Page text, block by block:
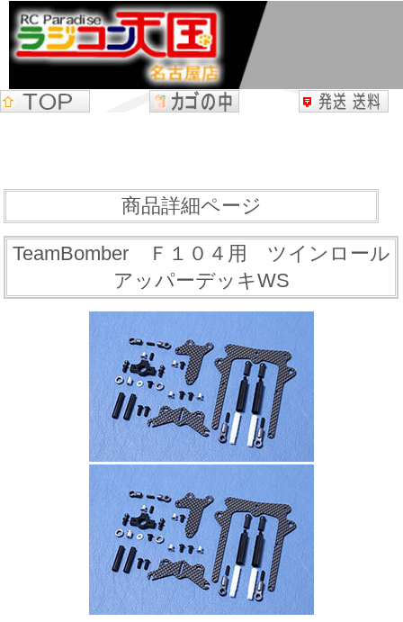
商品詳細ページ
TeamBomber Ｆ１０４用 ツインロール
アッパーデッキWS